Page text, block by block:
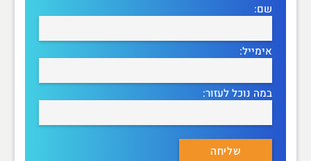
שם:
אימייל:
במה נוכל לעזור: